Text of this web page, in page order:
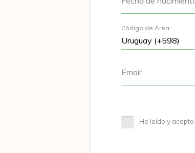
Código de Área:
Email:
He leído y